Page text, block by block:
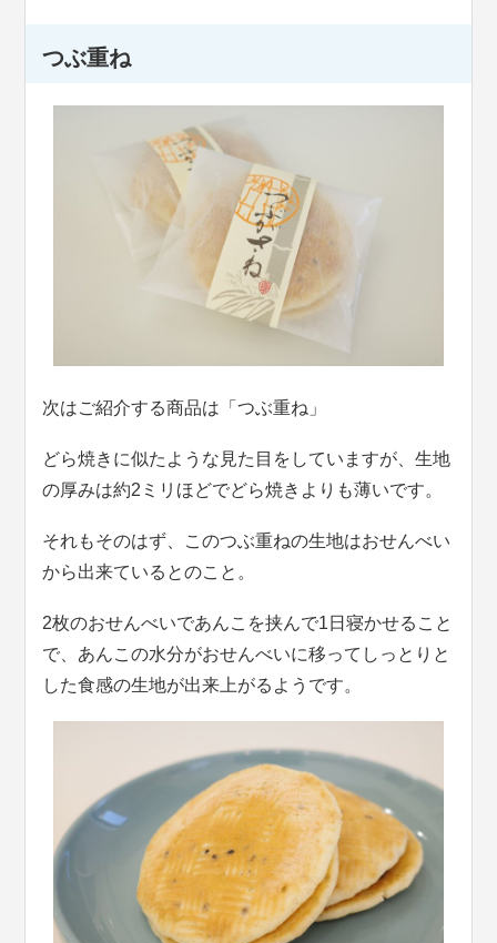
つぶ重ね
次はご紹介する商品は「つぶ重ね」
どら焼きに似たような見た目をしていますが、生地
の厚みは約2ミリほどでどら焼きよりも薄いです。
それもそのはず、このつぶ重ねの生地はおせんべい
から出来ているとのこと。
2枚のおせんべいであんこを挟んで1日寝かせること
で、あんこの水分がおせんべいに移ってしっとりと
した食感の生地が出来上がるようです。